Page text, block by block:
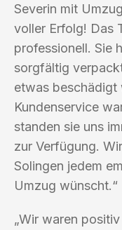
Severin mit
voller Erfolg! Das
professionell. Sie
sorgfältig
etwas beschädigt
Kundenservice
standen sie uns
zur Verfügung.
Solingen jedem
Umzug wünscht.“
„Wir waren